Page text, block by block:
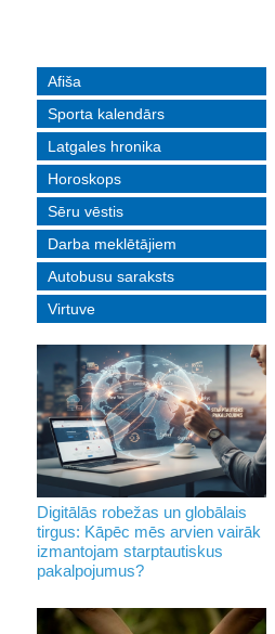
Afiša
Sporta kalendārs
Latgales hronika
Horoskops
Sēru vēstis
Darba meklētājiem
Autobusu saraksts
Virtuve
Digitālās robežas un globālais
tirgus: Kāpēc mēs arvien vairāk
izmantojam starptautiskus
pakalpojumus?